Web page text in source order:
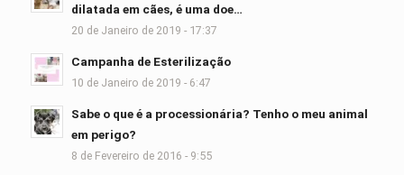
dilatada em cães, é uma doe…
20 de Janeiro de 2019 - 17:37
Campanha de Esterilização
10 de Janeiro de 2019 - 6:47
Sabe o que é a processionária? Tenho o meu animal
em perigo?
8 de Fevereiro de 2016 - 9:55